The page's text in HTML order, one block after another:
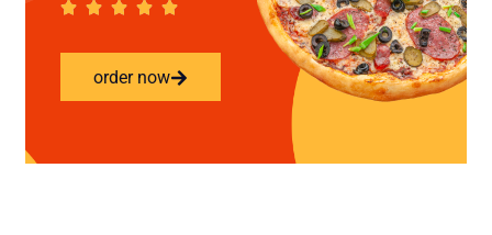
order now